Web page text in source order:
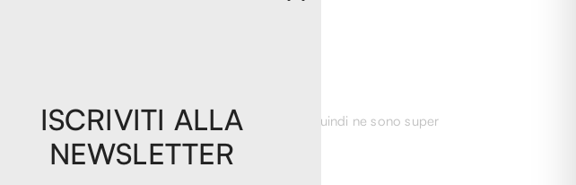
ISCRIVITI ALLA
NEWSLETTER
fatto che si trattasse di scarpe ormai introvabili, quindi ne sono super